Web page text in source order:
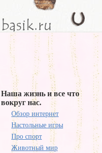
Наша жизнь и все что
вокруг нас.
Обзор интернет
Настольные игры
Про спорт
Животный мир